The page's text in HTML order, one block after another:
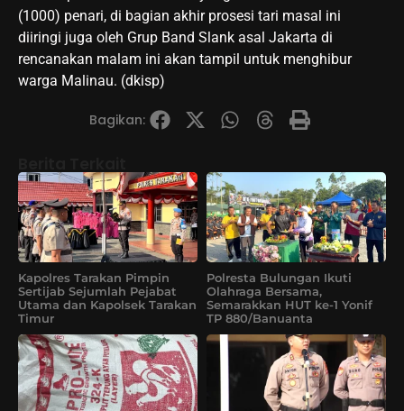
(1000) penari, di bagian akhir prosesi tari masal ini
diiringi juga oleh Grup Band Slank asal Jakarta di
rencanakan malam ini akan tampil untuk menghibur
warga Malinau. (dkisp)
Bagikan:
Kapolres Tarakan Pimpin
Sertijab Sejumlah Pejabat
Utama dan Kapolsek Tarakan
Timur
Polresta Bulungan Ikuti
Olahraga Bersama,
Semarakkan HUT ke-1 Yonif
TP 880/Banuanta